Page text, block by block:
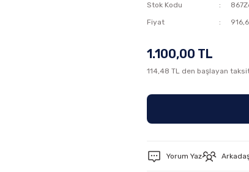
Stok Kodu
Fiyat
1.100,00 TL
114,48 TL den başlayan
Yorum Yaz